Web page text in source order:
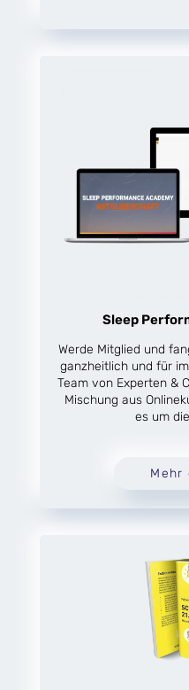
Sleep
Werde Mitglied und
ganzheitlich und für
Team von Experten &
Mischung aus
es um
Mehr